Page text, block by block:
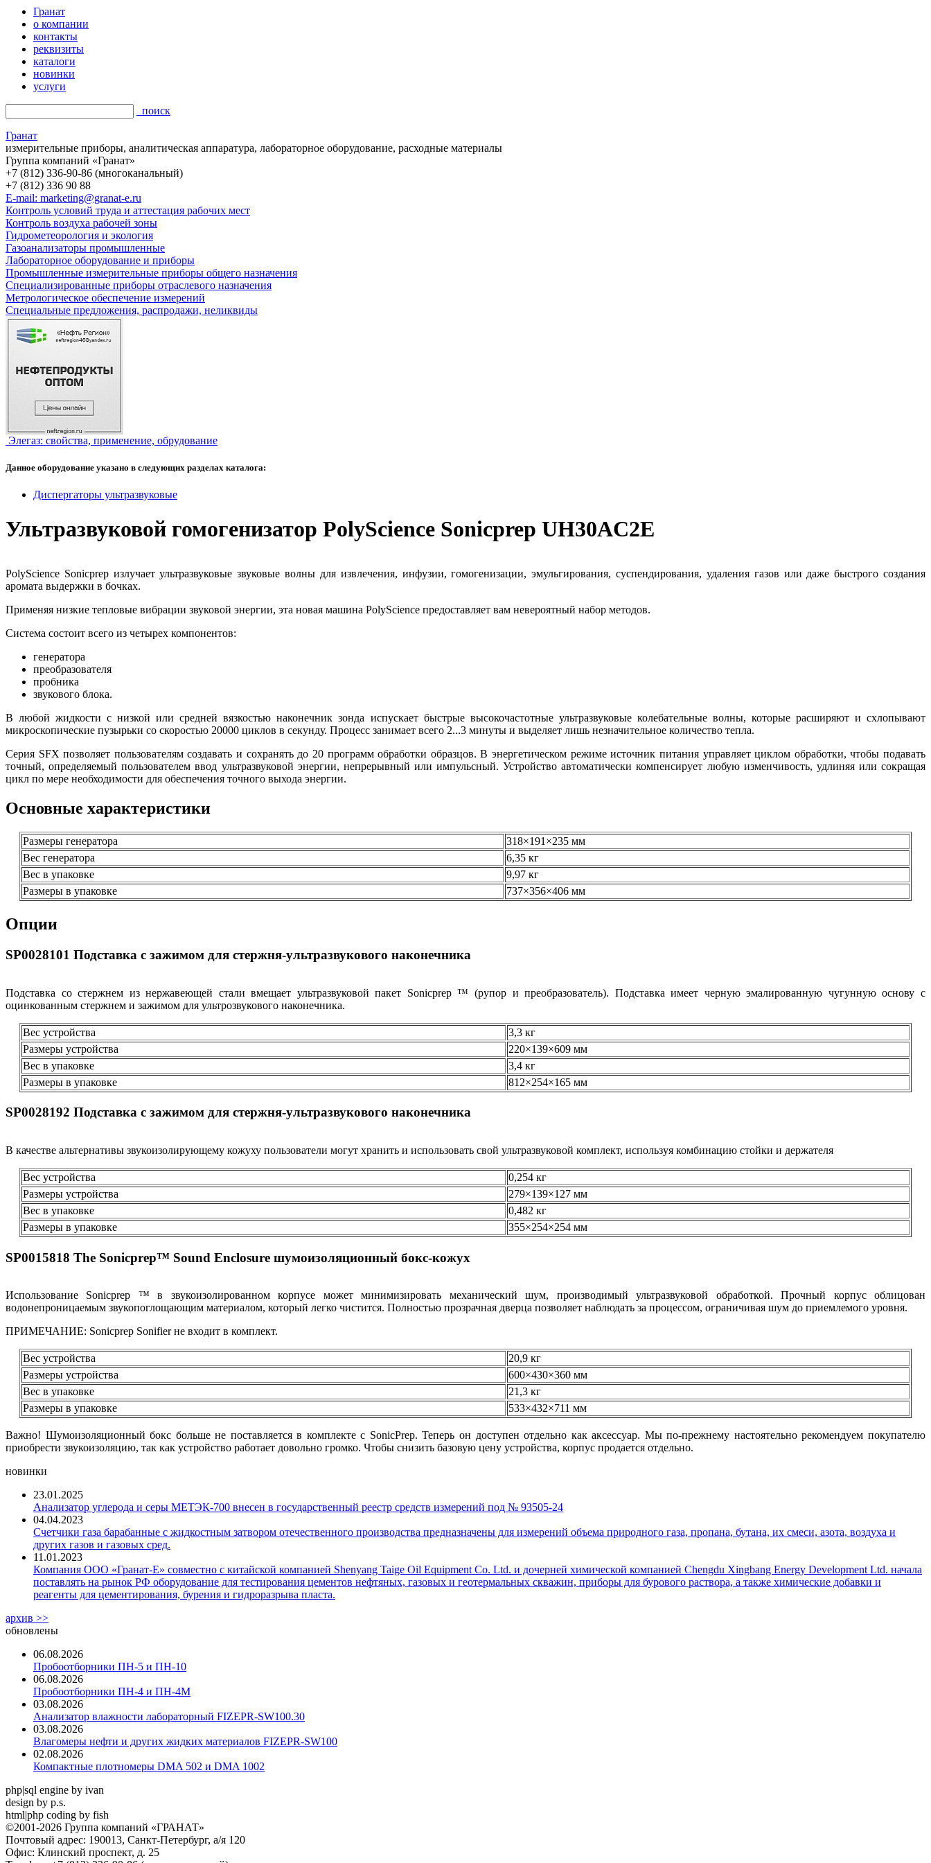
Гранат
о компании
контакты
реквизиты
каталоги
новинки
услуги
поиск
Гранат
измерительные приборы, аналитическая аппаратура, лабораторное оборудование, расходные материалы
Группа компаний «Гранат»
+7 (812) 336-90-86 (многоканальный)
+7 (812) 336 90 88
E-mail: marketing@granat-e.ru
Контроль условий труда и аттестация рабочих мест
Контроль воздуха рабочей зоны
Гидрометеорология и экология
Газоанализаторы промышленные
Лабораторное оборудование и приборы
Промышленные измерительные приборы общего назначения
Специализированные приборы отраслевого назначения
Метрологическое обеспечение измерений
Специальные предложения, распродажи, неликвиды
Элегаз: свойства, применение, обрудование
Данное оборудование указано в следующих разделах каталога:
Диспергаторы ультразвуковые
Ультразвуковой гомогенизатор PolyScience Sonicprep UH30AC2E
PolyScience Sonicprep излучает ультразвуковые звуковые волны для извлечения, инфузии, гомогенизации, эмульгирования, суспендирования, удаления газов или даже быстрого создания
аромата выдержки в бочках.
Применяя низкие тепловые вибрации звуковой энергии, эта новая машина PolyScience предоставляет вам невероятный набор методов.
Система состоит всего из четырех компонентов:
генератора
преобразователя
пробника
звукового блока.
В любой жидкости с низкой или средней вязкостью наконечник зонда испускает быстрые высокочастотные ультразвуковые колебательные волны, которые расширяют и схлопывают
микроскопические пузырьки со скоростью 20000 циклов в секунду. Процесс занимает всего 2...3 минуты и выделяет лишь незначительное количество тепла.
Серия SFX позволяет пользователям создавать и сохранять до 20 программ обработки образцов. В энергетическом режиме источник питания управляет циклом обработки, чтобы подавать
точный, определяемый пользователем ввод ультразвуковой энергии, непрерывный или импульсный. Устройство автоматически компенсирует любую изменчивость, удлиняя или сокращая
цикл по мере необходимости для обеспечения точного выхода энергии.
Основные характеристики
Размеры генератора
318×191×235 мм
Вес генератора
6,35 кг
Вес в упаковке
9,97 кг
Размеры в упаковке
737×356×406 мм
Опции
SP0028101 Подставка с зажимом для стержня-ультразвукового наконечника
Подставка со стержнем из нержавеющей стали вмещает ультразвуковой пакет Sonicprep ™ (рупор и преобразователь). Подставка имеет черную эмалированную чугунную основу с
оцинкованным стержнем и зажимом для ультрозвукового наконечника.
Вес устройства
3,3 кг
Размеры устройства
220×139×609 мм
Вес в упаковке
3,4 кг
Размеры в упаковке
812×254×165 мм
SP0028192 Подставка с зажимом для стержня-ультразвукового наконечника
В качестве альтернативы звукоизолирующему кожуху пользователи могут хранить и использовать свой ультразвуковой комплект, используя комбинацию стойки и держателя
Вес устройства
0,254 кг
Размеры устройства
279×139×127 мм
Вес в упаковке
0,482 кг
Размеры в упаковке
355×254×254 мм
SP0015818 The Sonicprep™ Sound Enclosure шумоизоляционный бокс-кожух
Использование Sonicprep ™ в звукоизолированном корпусе может минимизировать механический шум, производимый ультразвуковой обработкой. Прочный корпус облицован
водонепроницаемым звукопоглощающим материалом, который легко чистится. Полностью прозрачная дверца позволяет наблюдать за процессом, ограничивая шум до приемлемого уровня.
ПРИМЕЧАНИЕ: Sonicprep Sonifier не входит в комплект.
Вес устройства
20,9 кг
Размеры устройства
600×430×360 мм
Вес в упаковке
21,3 кг
Размеры в упаковке
533×432×711 мм
Важно! Шумоизоляционный бокс больше не поставляется в комплекте с SonicPrep. Теперь он доступен отдельно как аксессуар. Мы по-прежнему настоятельно рекомендуем покупателю
приобрести звукоизоляцию, так как устройство работает довольно громко. Чтобы снизить базовую цену устройства, корпус продается отдельно.
новинки
23.01.2025
Анализатор углерода и серы МЕТЭК-700 внесен в государственный реестр средств измерений под № 93505-24
04.04.2023
Счетчики газа барабанные с жидкостным затвором отечественного производства предназначены для измерений объема природного газа, пропана, бутана, их смеси, азота, воздуха и
других газов и газовых сред.
11.01.2023
Компания ООО «Гранат-Е» совместно с китайской компанией Shenyang Taige Oil Equipment Co. Ltd. и дочерней химической компанией Chengdu Xingbang Energy Development Ltd. начала
поставлять на рынок РФ оборудование для тестирования цементов нефтяных, газовых и геотермальных скважин, приборы для бурового раствора, а также химические добавки и
реагенты для цементирования, бурения и гидроразрыва пласта.
архив >>
обновлены
06.08.2026
Пробоотборники ПН-5 и ПН-10
06.08.2026
Пробоотборники ПН-4 и ПН-4М
03.08.2026
Анализатор влажности лабораторный FIZEPR-SW100.30
03.08.2026
Влагомеры нефти и других жидких материалов FIZEPR-SW100
02.08.2026
Компактные плотномеры DMA 502 и DMA 1002
php|sql engine by ivan
design by p.s.
html|php coding by fish
©2001-2026 Группа компаний «ГРАНАТ»
Почтовый адрес: 190013, Санкт-Петербург, а/я 120
Офис: Клинский проспект, д. 25